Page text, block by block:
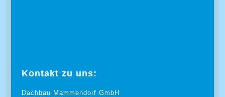
Kontakt zu uns:
Dachbau Mammendorf GmbH